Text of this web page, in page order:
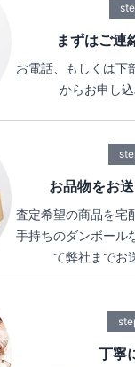
まずはご連
お電話、もしくは下
からお申し込
お品物をお
査定希望の商品を宅
手持ちのダンボール
て弊社までお
丁寧